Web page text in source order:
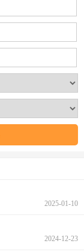
2025-01-10
2024-12-23